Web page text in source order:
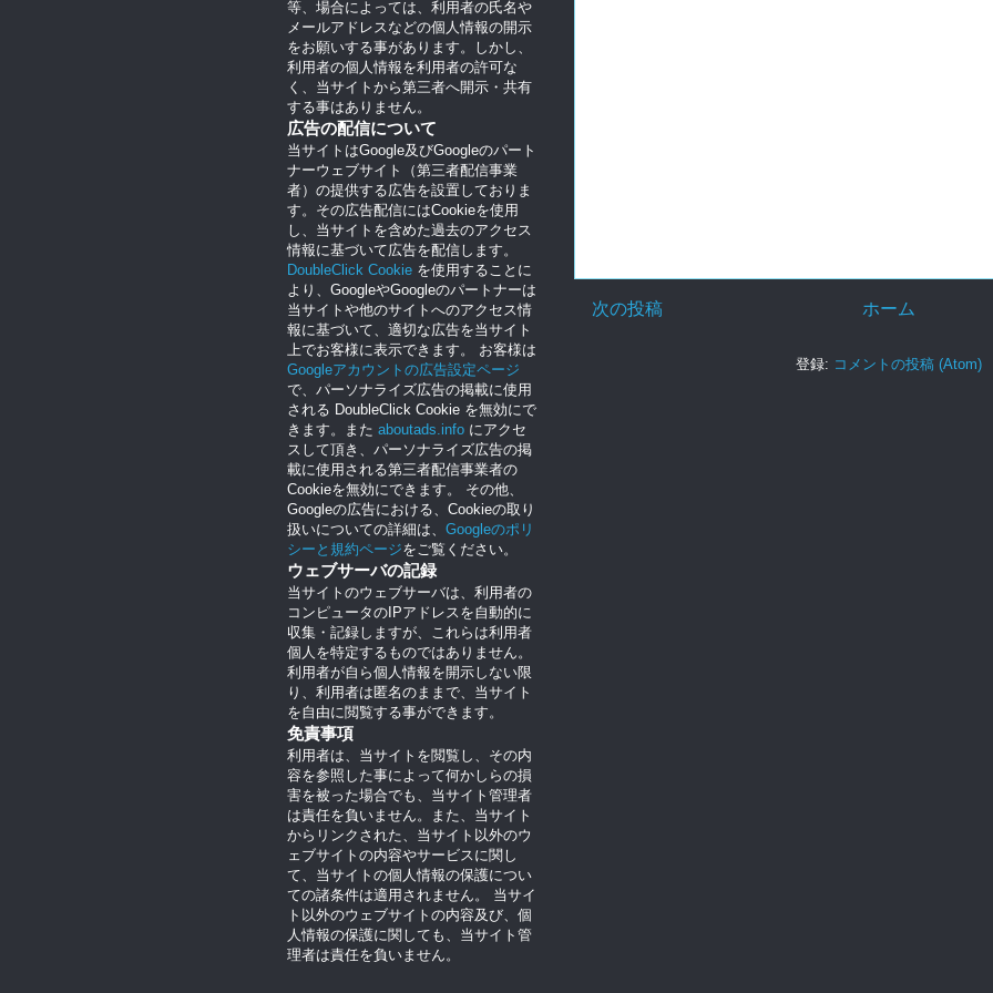
次の投稿 ホーム
登録: コメントの投稿 (Atom)
等、場合によっては、利用者の氏名や
メールアドレスなどの個人情報の開示
をお願いする事があります。しかし、
利用者の個人情報を利用者の許可な
く、当サイトから第三者へ開示・共有
する事はありません。
広告の配信について
当サイトはGoogle及びGoogleのパート
ナーウェブサイト（第三者配信事業
者）の提供する広告を設置しておりま
す。その広告配信にはCookieを使用
し、当サイトを含めた過去のアクセス
情報に基づいて広告を配信します。
DoubleClick Cookie を使用することに
より、GoogleやGoogleのパートナーは
当サイトや他のサイトへのアクセス情
報に基づいて、適切な広告を当サイト
上でお客様に表示できます。 お客様は
Googleアカウントの広告設定ページ
で、パーソナライズ広告の掲載に使用
される DoubleClick Cookie を無効にで
きます。また aboutads.info にアクセ
スして頂き、パーソナライズ広告の掲
載に使用される第三者配信事業者の
Cookieを無効にできます。 その他、
Googleの広告における、Cookieの取り
扱いについての詳細は、 Googleのポリ
シーと規約ページをご覧ください。
ウェブサーバの記録
当サイトのウェブサーバは、利用者の
コンピュータのIPアドレスを自動的に
収集・記録しますが、これらは利用者
個人を特定するものではありません。
利用者が自ら個人情報を開示しない限
り、利用者は匿名のままで、当サイト
を自由に閲覧する事ができます。
免責事項
利用者は、当サイトを閲覧し、その内
容を参照した事によって何かしらの損
害を被った場合でも、当サイト管理者
は責任を負いません。また、当サイト
からリンクされた、当サイト以外のウ
ェブサイトの内容やサービスに関し
て、当サイトの個人情報の保護につい
ての諸条件は適用されません。 当サイ
ト以外のウェブサイトの内容及び、個
人情報の保護に関しても、当サイト管
理者は責任を負いません。